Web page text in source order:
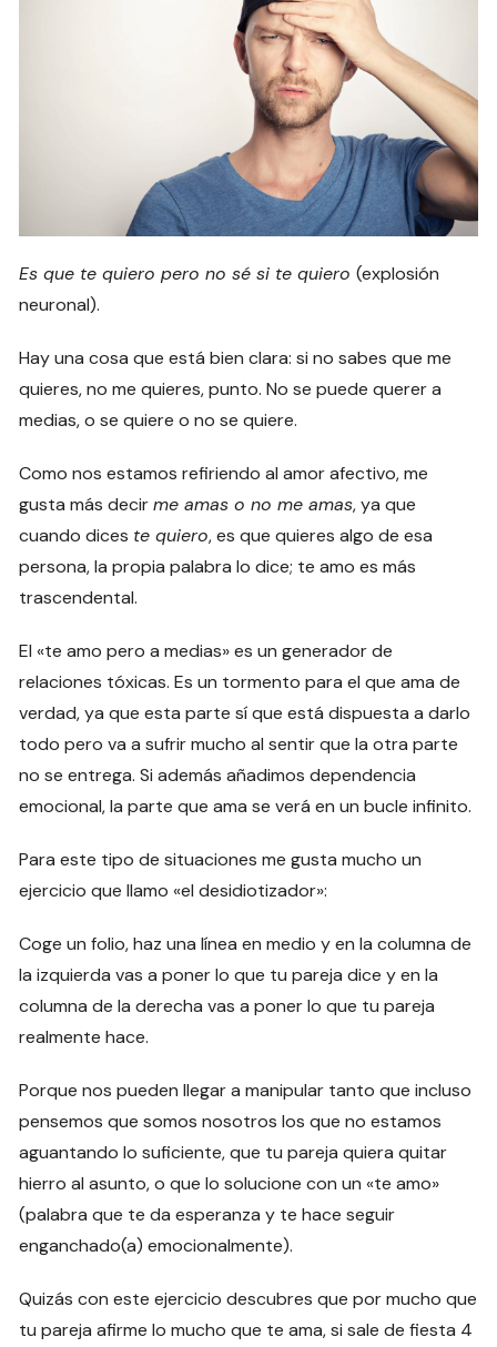
Es que te quiero pero no sé si te quiero (explosión
neuronal).
Hay una cosa que está bien clara: si no sabes que me
quieres, no me quieres, punto. No se puede querer a
medias, o se quiere o no se quiere.
Como nos estamos refiriendo al amor afectivo, me
gusta más decirme amas o no me amas, ya que
cuando dices te quiero, es que quieres algo de esa
persona, la propia palabra lo dice; te amo es más
trascendental.
El «te amo pero a medias» es un generador de
relaciones tóxicas. Es un tormento para el que ama de
verdad, ya que esta parte sí que está dispuesta a darlo
todo pero va a sufrir mucho al sentir que la otra parte
no se entrega. Si además añadimos dependencia
emocional, la parte que ama se verá en un bucle infinito.
Para este tipo de situaciones me gusta mucho un
ejercicio que llamo «el desidiotizador»:
Coge un folio, haz una línea en medio y en la columna de
la izquierda vas a poner lo que tu pareja dice y en la
columna de la derecha vas a poner lo que tu pareja
realmente hace.
Porque nos pueden llegar a manipular tanto que incluso
pensemos que somos nosotros los que no estamos
aguantando lo suficiente, que tu pareja quiera quitar
hierro al asunto, o que lo solucione con un «te amo»
(palabra que te da esperanza y te hace seguir
enganchado(a) emocionalmente).
Quizás con este ejercicio descubres que por mucho que
tu pareja afirme lo mucho que te ama, si sale de fiesta 4